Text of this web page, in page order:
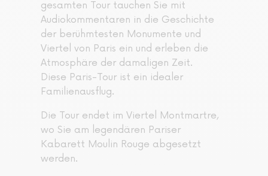
gesamten Tour tauchen Sie mit
Audiokommentaren in die Geschichte
der berühmtesten Monumente und
Viertel von Paris ein und erleben die
Atmosphäre der damaligen Zeit.
Diese Paris-Tour ist ein idealer
Familienausflug.
Die Tour endet im Viertel Montmartre,
wo Sie am legendären Pariser
Kabarett Moulin Rouge abgesetzt
werden.